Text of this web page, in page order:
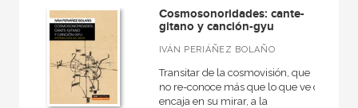
MATERIAS
Historia de la antropología
Cosmosonoridades: cante-
gitano y canción-gyu
IVÁN PERIÁÑEZ BOLAÑO
Transitar de la cosmovisión, que
no re-conoce más que lo que ve o
encaja en su mirar, a la